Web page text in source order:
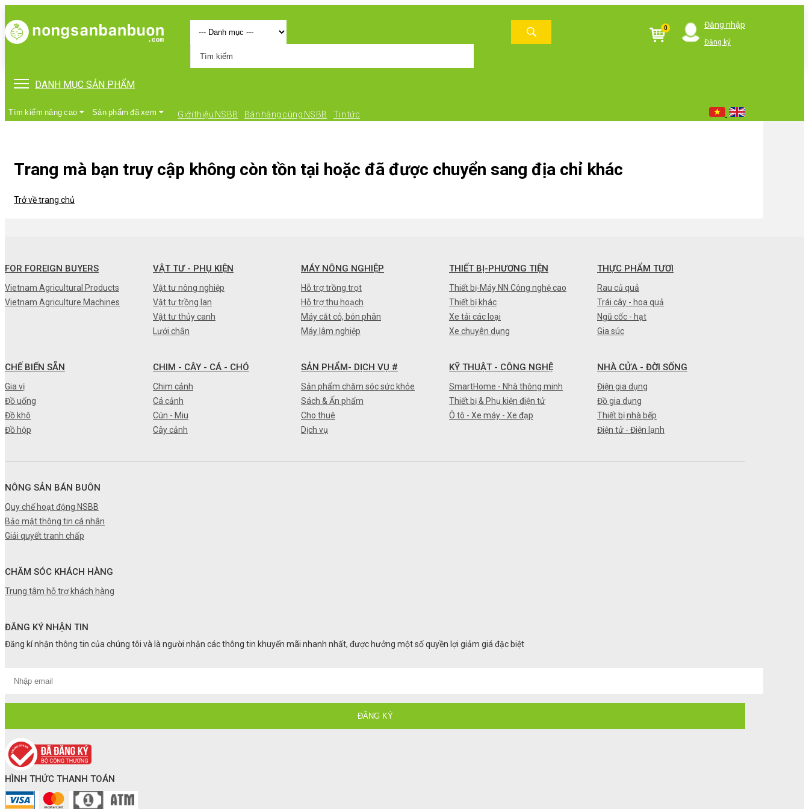
0 Đăng nhập
Đăng ký
DANH MỤC SẢN PHẨM
Tìm kiếm nâng cao Sản phẩm đã xem Giới thiệu NSBB Bán hàng cùng NSBB Tin tức
•
• Máy nông nghiệp
• Thiết bị-Phương tiện
•
• Sản phẩm- Dịch vụ #
• Kỹ thuật - Công nghệ
Trang mà bạn truy cập không còn tồn tại hoặc đã được chuyển sang địa chỉ khác
Trở về trang chủ
FOR FOREIGN BUYERS
Vietnam Agricultural Products
Vietnam Agriculture Machines
VẬT TƯ - PHỤ KIỆN
Vật tư nông nghiệp
Vật tư trồng lan
Vật tư thủy canh
Lưới chắn
MÁY NÔNG NGHIỆP
Hỗ trợ trồng trọt
Hỗ trợ thu hoạch
Máy cắt cỏ, bón phân
Máy lâm nghiệp
THIẾT BỊ-PHƯƠNG TIỆN
Thiết bị-Máy NN Công nghệ cao
Thiết bị khác
Xe tải các loại
Xe chuyên dụng
THỰC PHẨM TƯƠI
Rau củ quả
Trái cây - hoa quả
Ngũ cốc - hạt
Gia súc
CHẾ BIẾN SẴN
Gia vị
Đồ uống
Đồ khô
Đồ hộp
CHIM - CÂY - CÁ - CHÓ
Chim cảnh
Cá cảnh
Cún - Miu
Cây cảnh
SẢN PHẨM- DỊCH VỤ #
Sản phẩm chăm sóc sức khỏe
Sách & Ấn phẩm
Cho thuê
Dịch vụ
KỸ THUẬT - CÔNG NGHỆ
SmartHome - Nhà thông minh
Thiết bị & Phụ kiện điện tử
Ô tô - Xe máy - Xe đạp
NHÀ CỬA - ĐỜI SỐNG
Điện gia dụng
Đồ gia dụng
Thiết bị nhà bếp
Điện tử - Điện lạnh
NÔNG SẢN BÁN BUÔN
Quy chế hoạt động NSBB
Bảo mật thông tin cá nhân
Giải quyết tranh chấp
CHĂM SÓC KHÁCH HÀNG
Trung tâm hỗ trợ khách hàng
ĐĂNG KÝ NHẬN TIN
Đăng kí nhận thông tin của chúng tôi và là người nhận các thông tin khuyến mãi nhanh nhất, được hưởng một số quyền lợi giảm giá đặc biệt
HÌNH THỨC THANH TOÁN